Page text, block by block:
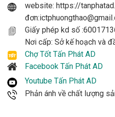
website: https://
Giấy phép kd số
Nơi cấp: Sở kế hoạch và
Chợ Tốt Tấn Phát AD
Facebook Tấn Phát AD
Youtube Tấn Phát AD
Phản ánh về chất lượng